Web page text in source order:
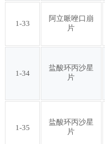
1-33
阿立哌唑口崩
片
1-34
盐酸环丙沙星
片
1-35
盐酸环丙沙星
片